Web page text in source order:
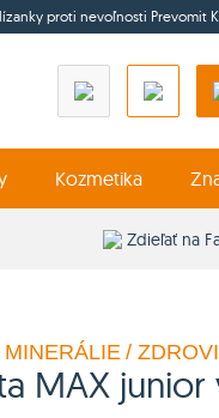
proti nevoľnosti Prevomit
Kozmetika
Zdieľať na
MINERÁLIE /
MAX junior